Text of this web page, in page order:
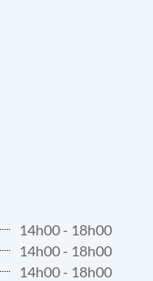
14h00 - 18h00
14h00 - 18h00
14h00 - 18h00